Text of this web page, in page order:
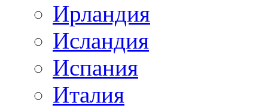
Ирландия
Исландия
Испания
Италия